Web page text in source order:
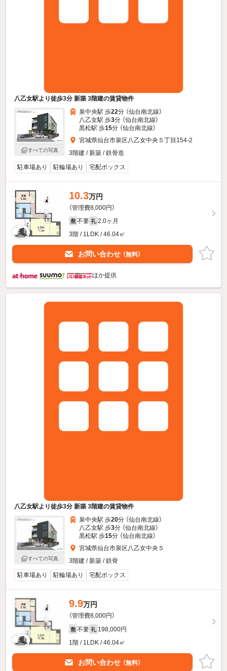
八乙女駅より徒歩3分 新築 3階建の賃貸物件
すべての写真
泉中央駅 歩22分 （仙台南北線）
八乙女駅 歩3分 （仙台南北線）
黒松駅 歩15分 （仙台南北線）
宮城県仙台市泉区八乙女中央５丁目154-2
3階建 / 新築 / 鉄骨造
駐車場あり
駐輪場あり 宅配ボックス
10.3万円
（管理費8,000円）
敷 不要 礼 2.0ヶ月
3階 / 1LDK / 46.04㎡
お問い合わせ （無料）
ほか提供
八乙女駅より徒歩3分 新築 3階建の賃貸物件
すべての写真
泉中央駅 歩20分 （仙台南北線）
八乙女駅 歩3分 （仙台南北線）
黒松駅 歩15分 （仙台南北線）
宮城県仙台市泉区八乙女中央５
3階建 / 新築 / 鉄骨
駐車場あり
駐輪場あり 宅配ボックス
9.9万円
（管理費8,000円）
敷 不要 礼 198,000円
1階 / 1LDK / 46.04㎡
お問い合わせ （無料）